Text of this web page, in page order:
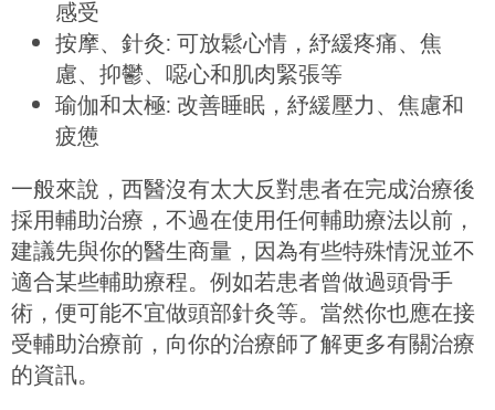
感受
按摩、針灸: 可放鬆心情，紓緩疼痛、焦
慮、抑鬱、噁心和肌肉緊張等
瑜伽和太極: 改善睡眠，紓緩壓力、焦慮和
疲憊
一般來說，西醫沒有太大反對患者在完成治療後
採用輔助治療，不過在使用任何輔助療法以前，
建議先與你的醫生商量，因為有些特殊情況並不
適合某些輔助療程。例如若患者曾做過頭骨手
術，便可能不宜做頭部針灸等。當然你也應在接
受輔助治療前，向你的治療師了解更多有關治療
的資訊。